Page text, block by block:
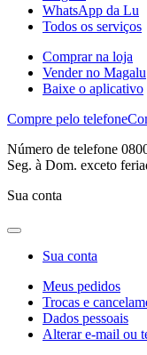
WhatsApp da Lu
Todos os serviços
Comprar na loja
Vender no Magalu
Baixe o aplicativo
Compre pelo telefone
Número de telefone
Seg. à Dom. exceto
Sua conta
Sua conta
Meus pedidos
Trocas e
Dados pessoais
Alterar e-mail ou